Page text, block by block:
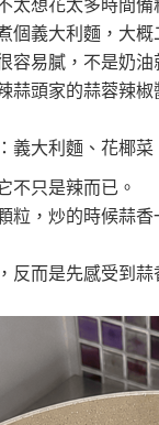
個義大利麵，大
容易膩，不是奶
蒜頭家的蒜蓉辣
義大利麵、花椰
不只是辣而已。
粒，炒的時候蒜
反而是先感受到